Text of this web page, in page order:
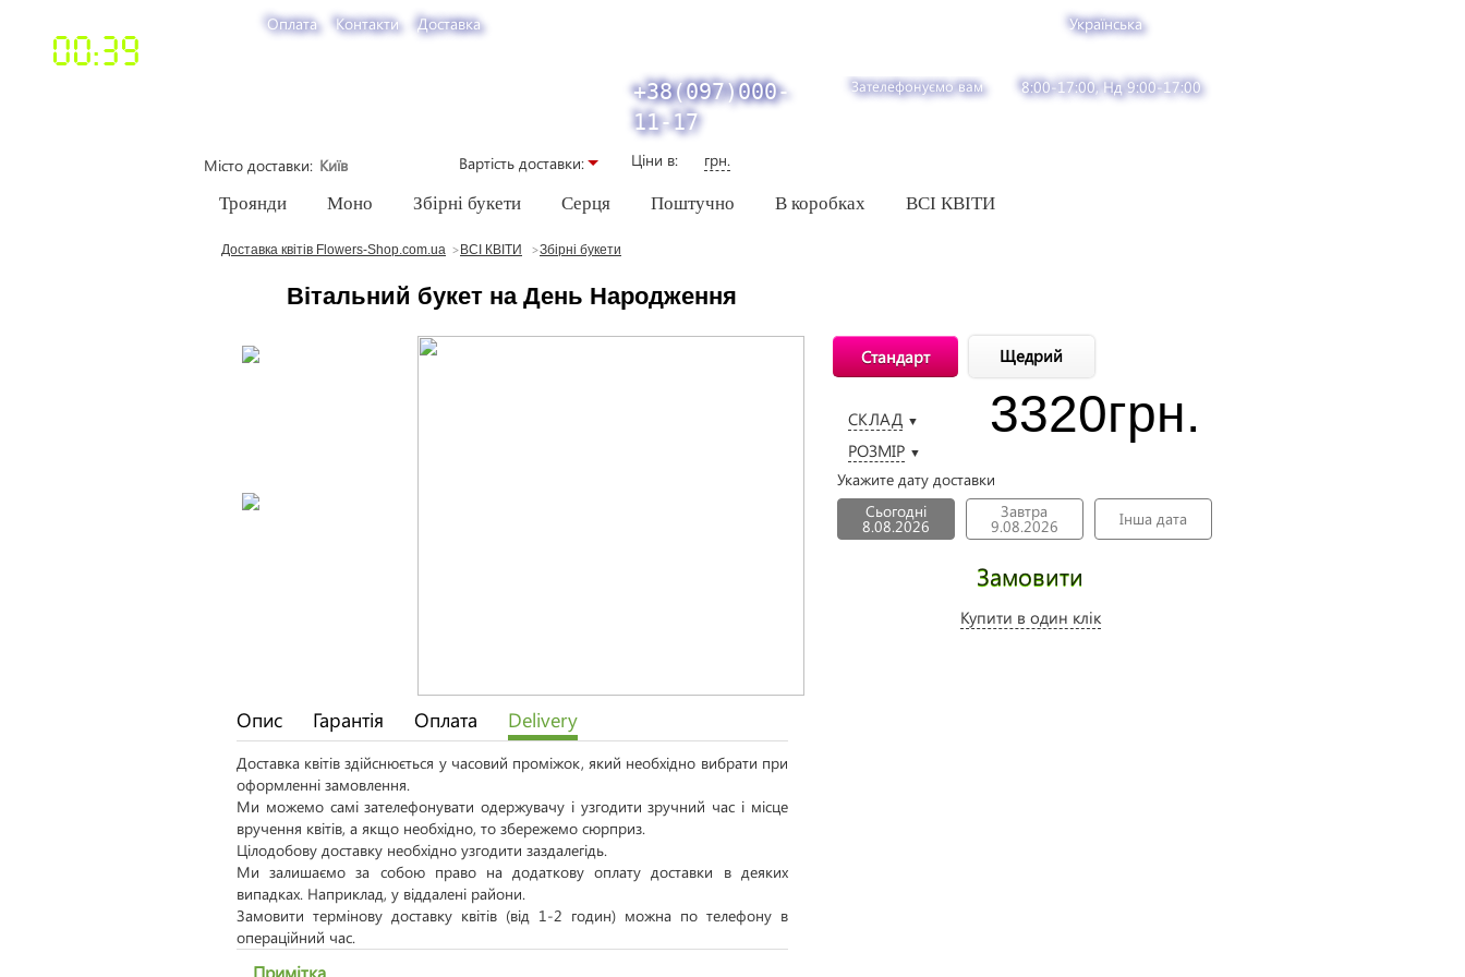
00:39
Оплата Контакти Доставка Українська
+38(097)000-
11-17
Зателефонуємо вам 8:00-17:00, Нд 9:00-17:00
Місто доставки Вартiсть доставки: Ціни в: грн.
Троянди Моно Збірні букети Серця Поштучно В коробках ВСІ КВІТИ
Доставка квітів Flowers-Shop.com.ua ВСІ КВІТИ Збірні букети
Вітальний букет на День Народження
Опис Гарантія Оплата Delivery
Доставка квітів здійснюється у часовий проміжок, який необхідно вибрати при
оформленні замовлення.
Ми можемо самі зателефонувати одержувачу і узгодити зручний час і місце
вручення квітів, а якщо необхідно, то збережемо сюрприз.
Цілодобову доставку необхідно узгодити заздалегідь.
Ми залишаємо за собою право на додаткову оплату доставки в деяких
випадках. Наприклад, у віддалені райони.
Замовити термінову доставку квітів (від 1-2 годин) можна по телефону в
операційний час.
Примітка
Стандарт Щедрий
СКЛАД ▼
РОЗМІР ▼
3320грн.
Укажите дату доставки
Сьогодні
8.08.2026
Завтра
9.08.2026 Інша дата
Замовити
Купити в один клік